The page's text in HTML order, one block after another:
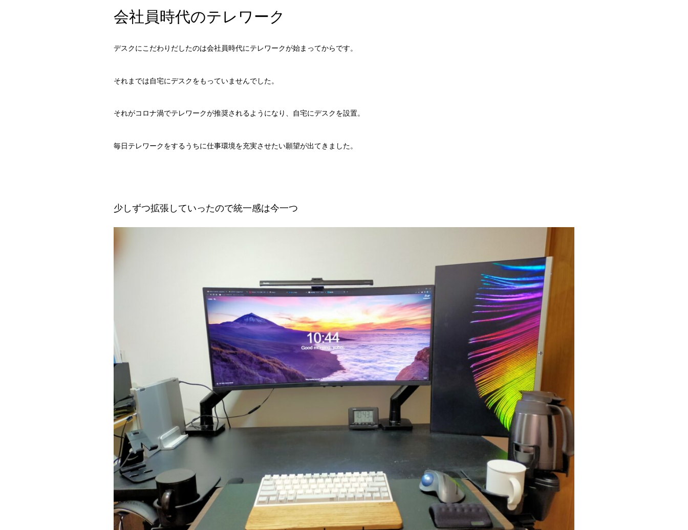
会社員時代のテレワーク
デスクにこだわりだしたのは会社員時代にテレワークが始まってからです。
それまでは自宅にデスクをもっていませんでした。
それがコロナ渦でテレワークが推奨されるようになり、自宅にデスクを設置。
毎日テレワークをするうちに仕事環境を充実させたい願望が出てきました。
少しずつ拡張していったので統一感は今一つ